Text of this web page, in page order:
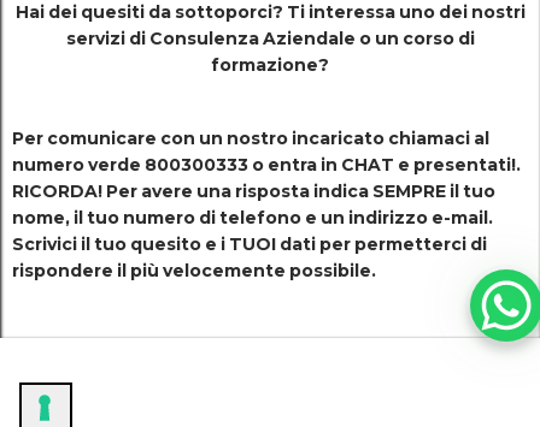
Hai dei quesiti da sottoporci? Ti interessa uno dei nostri
servizi di Consulenza Aziendale o un corso di
formazione?
Per comunicare con un nostro incaricato chiamaci al
numero verde 800300333 o entra in CHAT e presentati!.
RICORDA! Per avere una risposta indica SEMPRE il tuo
nome, il tuo numero di telefono e un indirizzo e-mail.
Scrivici il tuo quesito e i TUOI dati per permetterci di
rispondere il più velocemente possibile.